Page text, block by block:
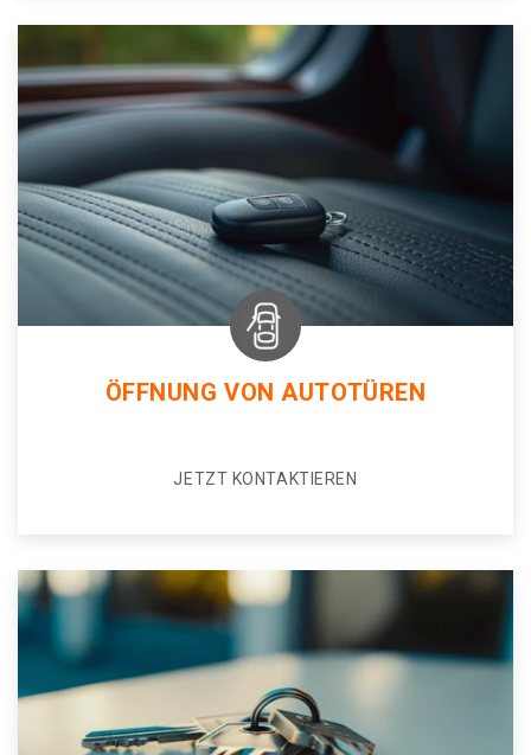
ÖFFNUNG VON AUTOTÜREN
JETZT KONTAKTIEREN